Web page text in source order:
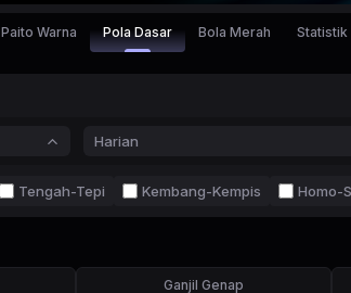
Paito Warna Pola Dasar Bola Merah Statistik
Harian
Tengah-Tepi Kembang-Kempis Homo-
Ganjil Genap